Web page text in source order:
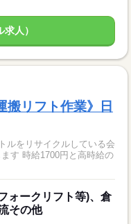
人）
搬リフト作業》日
ルをリサイクルしている会
す 時給1700円と高時給の
ォークリフト等)、倉
その他